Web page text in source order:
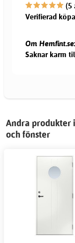
(5
Verifierad
Om Hemfint.se:
Saknar karm
Andra produkter
och fönster